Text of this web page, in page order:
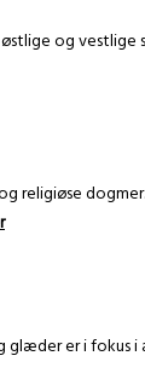
og
religiøse
er i